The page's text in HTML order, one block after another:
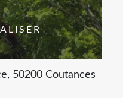
50200 Coutances